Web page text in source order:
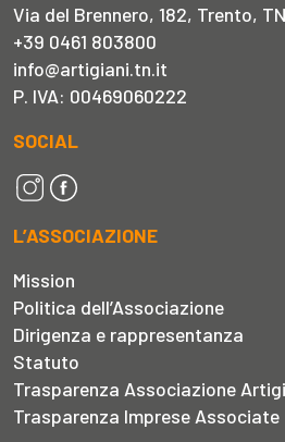
Via del Brennero, 182, Trento,
+39 0461 803800
info@artigiani.tn.it
P. IVA: 00469060222
SOCIAL
L’ASSOCIAZIONE
Mission
Politica dell’Associazione
Dirigenza e rappresentanza
Statuto
Trasparenza Associazione
Trasparenza Imprese Associate